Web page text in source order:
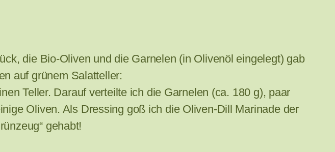
die Bio-Oliven und die Garnelen (in Olivenöl eingelegt) gab
auf grünem Salatteller:
Teller. Darauf verteilte ich die Garnelen (ca. 180 g), paar
Oliven. Als Dressing goß ich die Oliven-Dill Marinade der
gehabt!